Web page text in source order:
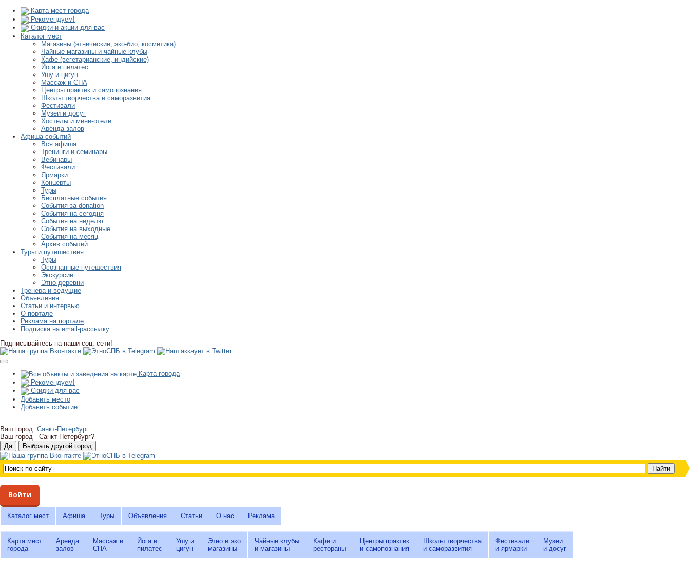
Карта мест города
Рекомендуем!
Скидки и акции для вас
Каталог мест
Магазины (этнические, эко-био, косметика)
Чайные магазины и чайные клубы
Кафе (вегетарианские, индийские)
Йога и пилатес
Ушу и цигун
Массаж и СПА
Центры практик и самопознания
Школы творчества и саморазвития
Фестивали
Музеи и досуг
Хостелы и мини-отели
Аренда залов
Афиша событий
Вся афиша
Тренинги и семинары
Вебинары
Фестивали
Ярмарки
Концерты
Туры
Бесплатные события
События за donation
События на сегодня
События на неделю
События на выходные
События на месяц
Архив событий
Туры и путешествия
Туры
Осознанные путешествия
Экскурсии
Этно-деревни
Тренера и ведущие
Объявления
Статьи и интервью
О портале
Реклама на портале
Подписка на email-рассылку
Подписывайтесь на наши соц. сети!
Карта города
Рекомендуем!
Скидки для вас
Добавить место
Добавить событие
Ваш город: Санкт-Петербург
Ваш город - Санкт-Петербург?
Войти
Каталог мест Афиша Туры Объявления Статьи О нас Реклама
Карта мест
города
Аренда
залов
Массаж и
СПА
Йога и
пилатес
Ушу и
цигун
Этно и эко
магазины
Чайные клубы
и магазины
Кафе и
рестораны
Центры практик
и самопознания
Школы творчества
и саморазвития
Фестивали
и ярмарки
Музеи
и досуг